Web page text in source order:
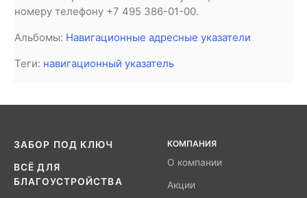
номеру телефону +7 495 386-01-00.
Альбомы: Навигационные адресные указатели
Теги: навигационный указатель
ЗАБОР ПОД КЛЮЧ
ВСЁ ДЛЯ
БЛАГОУСТРОЙСТВА
КОМПАНИЯ
О компании
Акции